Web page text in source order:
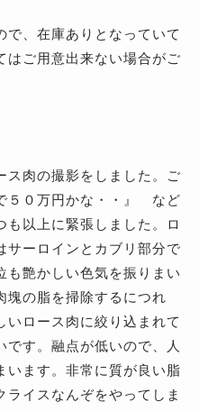
、在庫ありとなっていて
はご用意出来ない場合がご
ス肉の撮影をしました。ご
５０万円かな・・』 など
も以上に緊張しました。ロ
サーロインとカブリ部分で
も艶かしい色気を振りまい
塊の脂を掃除するにつれ
いロース肉に絞り込まれて
です。融点が低いので、人
います。非常に質が良い脂
ライスなんぞをやってしま